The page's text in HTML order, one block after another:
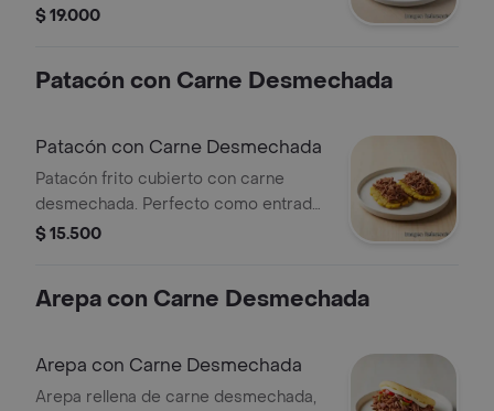
de plátano frito.
$ 19.000
Patacón con Carne Desmechada
Patacón con Carne Desmechada
Patacón frito cubierto con carne
desmechada. Perfecto como entrada
o acompañamiento.
$ 15.500
Arepa con Carne Desmechada
Arepa con Carne Desmechada
Arepa rellena de carne desmechada,